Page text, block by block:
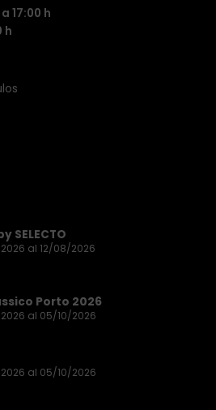
17:00 h
h
SELECTO
al 12/08/2026
Porto 2026
al 05/10/2026
al 05/10/2026